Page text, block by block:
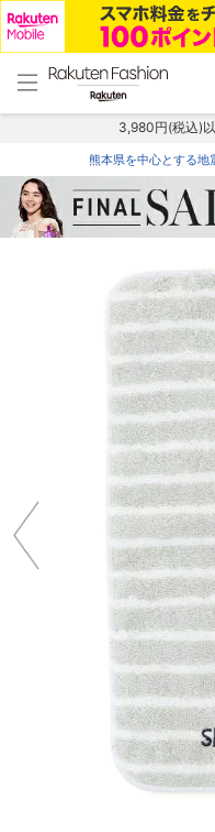
menu home
トップ
3,980円(税込)
熊本県を中心とする地